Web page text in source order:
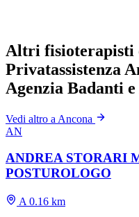
Altri fisioterapisti
Privatassistenza
Agenzia Badanti
Vedi altro a Ancona
AN
ANDREA STORARI
POSTUROLOGO
A 0.16 km